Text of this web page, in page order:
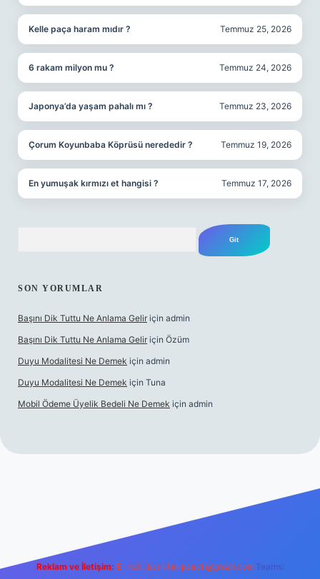
Kelle paça haram mıdır ? Temmuz 25, 2026
6 rakam milyon mu ? Temmuz 24, 2026
Japonya’da yaşam pahalı mı ? Temmuz 23, 2026
Çorum Koyunbaba Köprüsü nerededir ? Temmuz 19, 2026
En yumuşak kırmızı et hangisi ? Temmuz 17, 2026
SON YORUMLAR
Başını Dik Tuttu Ne Anlama Gelir için admin
Başını Dik Tuttu Ne Anlama Gelir için Özüm
Duyu Modalitesi Ne Demek için admin
Duyu Modalitesi Ne Demek için Tuna
Mobil Ödeme Üyelik Bedeli Ne Demek için admin
Reklam ve İletişim: E-mail: backlinkpaneli@gmail.com Teams: